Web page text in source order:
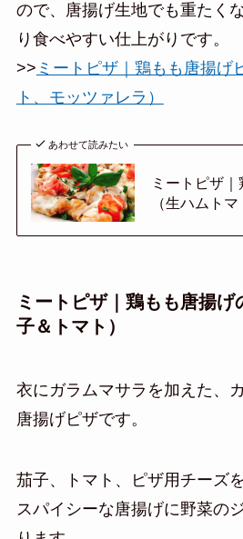
ので、唐揚げ生地でも重たく
り食べやすい仕上がりです。
>> ミートピザ｜鶏もも唐揚げ
ト、モッツァレラ）
あわせて読みたい
ミートピザ
（生ハムト
ミートピザ｜鶏もも唐揚げ
子＆トマト）
衣にガラムマサラを加えた、
唐揚げピザです。
茄子、トマト、ピザ用チーズ
スパイシーな唐揚げに野菜の